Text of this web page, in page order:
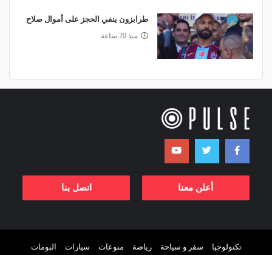
طرابزون ينفي الحجز على أموال صلاح
منذ 20 ساعة
أعلن معنا اتصل بنا
تكنولوجيا سفر و سياحة رياضة منوعات سيارات البومات